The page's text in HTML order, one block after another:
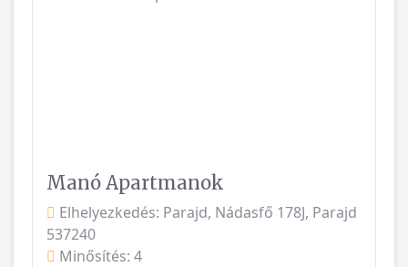
Manó Apartmanok
Elhelyezkedés: Parajd, Nádasfő 178J, Parajd
537240
Minősítés: 4